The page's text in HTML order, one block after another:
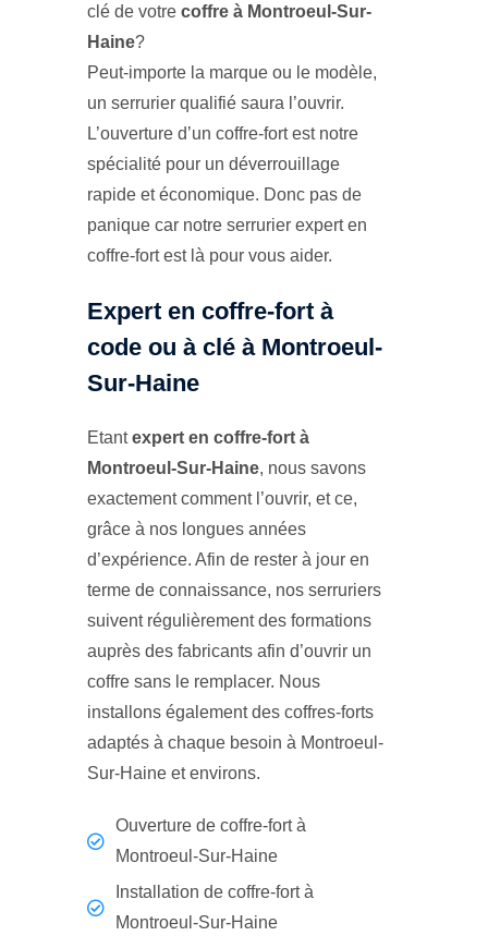
clé de votre coffre à Montroeul-Sur-
Haine?
Peut-importe la marque ou le modèle,
un serrurier qualifié saura l’ouvrir.
L’ouverture d’un coffre-fort est notre
spécialité pour un déverrouillage
rapide et économique. Donc pas de
panique car notre serrurier expert en
coffre-fort est là pour vous aider.
Expert en coffre-fort à
code ou à clé à Montroeul-
Sur-Haine
Etantexpert en coffre-fort à
Montroeul-Sur-Haine, nous savons
exactement comment l’ouvrir, et ce,
grâce à nos longues années
d’expérience. Afin de rester à jour en
terme de connaissance, nos serruriers
suivent régulièrement des formations
auprès des fabricants afin d’ouvrir un
coffre sans le remplacer. Nous
installons également des coffres-forts
adaptés à chaque besoin à Montroeul-
Sur-Haine et environs.
Ouverture de coffre-fort à
Montroeul-Sur-Haine
Installation de coffre-fort à
Montroeul-Sur-Haine